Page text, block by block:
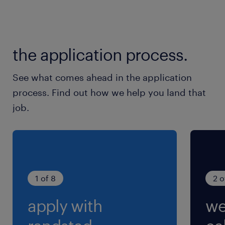
- Restaurant d'entreprise
salaire, avantages sociaux et opportunités de
formation, pour une expérience intérimaire
exceptionnelle.
the application process.
See what comes ahead in the application
process. Find out how we help you land that
job.
1 of 8
apply with
2